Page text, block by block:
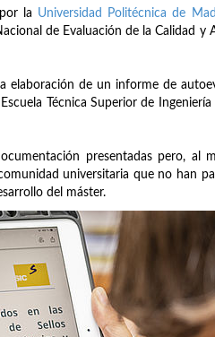
la Universidad Politécnica de
de Evaluación de la Calidad y
elaboración de un informe de
Técnica Superior de
presentadas pero, al
universitaria que no han
del máster.